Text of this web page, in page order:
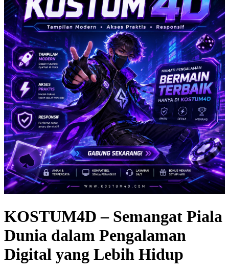
KOSTUM4D – Semangat Piala
Dunia dalam Pengalaman
Digital yang Lebih Hidup